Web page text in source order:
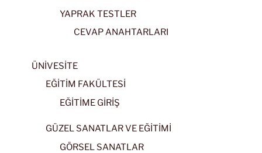
YAPRAK TESTLER
CEVAP ANAHTARLARI
ÜNİVESİTE
EĞİTİM FAKÜLTESİ
EĞİTİME GİRİŞ
GÜZEL SANATLAR VE EĞİTİMİ
GÖRSEL SANATLAR